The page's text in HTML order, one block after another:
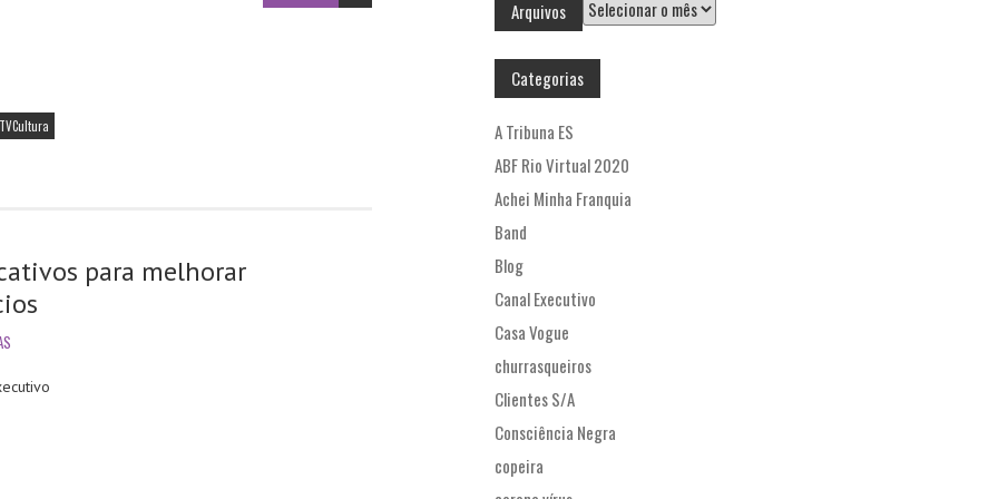
TVCultura
para melhorar
Arquivos Arquivos
Categorias
A Tribuna ES
ABF Rio Virtual 2020
Achei Minha Franquia
Band
Blog
Canal Executivo
Casa Vogue
churrasqueiros
Clientes S/A
Consciência Negra
copeira